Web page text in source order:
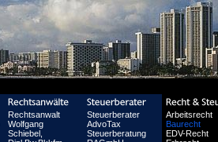
Rechtsanwalt
Wolfgang
Schiebel,
Steuerberater
AdvoTax
Steuerberatung
Arbeitsrecht
Baurecht
EDV-Recht